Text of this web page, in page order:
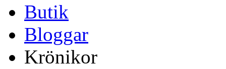
Butik
Bloggar
Krönikor